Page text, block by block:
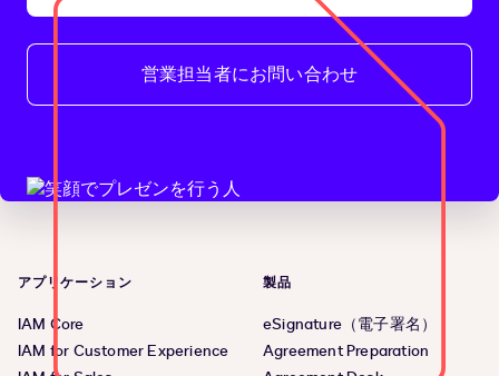
営業担当者にお問い合わせ
アプリケーション
IAM Core
IAM for Customer Experience
製品
eSignature（電子署名）
Agreement Preparation